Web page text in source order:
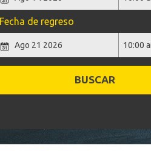
Fecha de regreso
BUSCAR